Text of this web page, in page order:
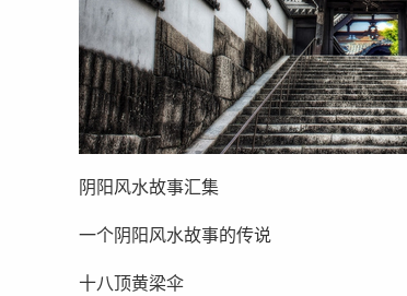
阴阳风水故事汇集
一个阴阳风水故事的传说
十八顶黄梁伞